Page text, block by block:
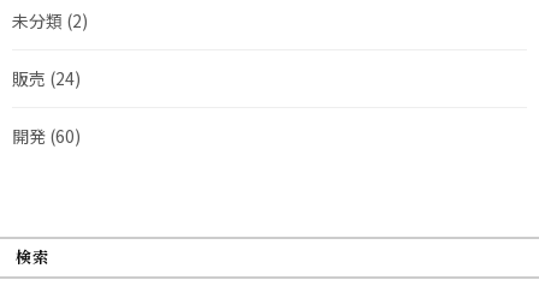
未分類 (2)
販売 (24)
開発 (60)
検索